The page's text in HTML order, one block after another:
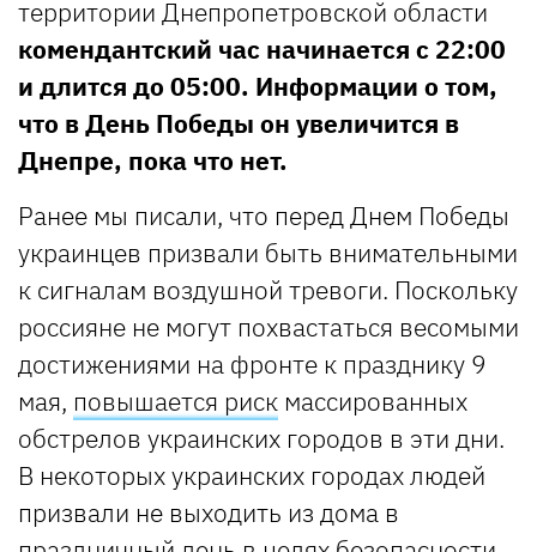
территории Днепропетровской области
комендантский час начинается с 22:00
и длится до 05:00. Информации о том,
что в День Победы он увеличится в
Днепре, пока что нет.
Ранее мы писали, что перед Днем Победы
украинцев призвали быть внимательными
к сигналам воздушной тревоги. Поскольку
россияне не могут похвастаться весомыми
достижениями на фронте к празднику 9
мая, повышается риск массированных
обстрелов украинских городов в эти дни.
В некоторых украинских городах людей
призвали не выходить из дома в